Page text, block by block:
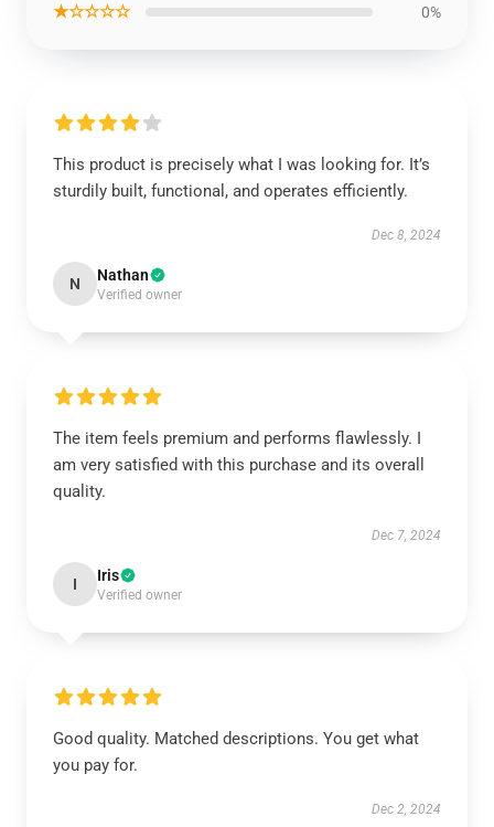
★☆☆☆☆ 0%
This product is precisely what I was looking for. It’s
sturdily built, functional, and operates efficiently.
Dec 8, 2024
N Nathan
Verified owner
The item feels premium and performs flawlessly. I
am very satisfied with this purchase and its overall
quality.
Dec 7, 2024
I Iris
Verified owner
Good quality. Matched descriptions. You get what
you pay for.
Dec 2, 2024